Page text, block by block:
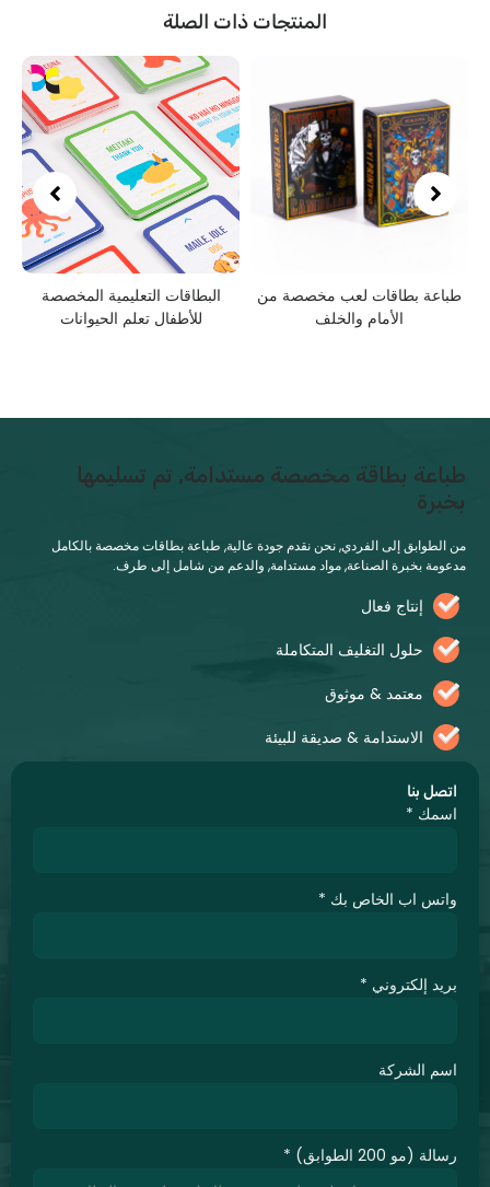
المنتجات ذات الصلة
بطاقات لعب مخصصة من
الأمام والخلف
البطاقات التعليمية المخصصة
للأطفال تعلم الحيوانات
اب الخاص بك *
إلكتروني *
الشركة
200 الطوابق) *
بطاقة مخصصة مستدامة, تم تسليمها
إلى الفردي, نحن نقدم جودة عالية, طباعة بطاقات مخصصة بالكامل
بخبرة الصناعة, مواد مستدامة, والدعم من شامل إلى طرف.
إنتاج فعال
حلول التغليف المتكاملة
معتمد & موثوق
الاستدامة & صديقة للبيئة